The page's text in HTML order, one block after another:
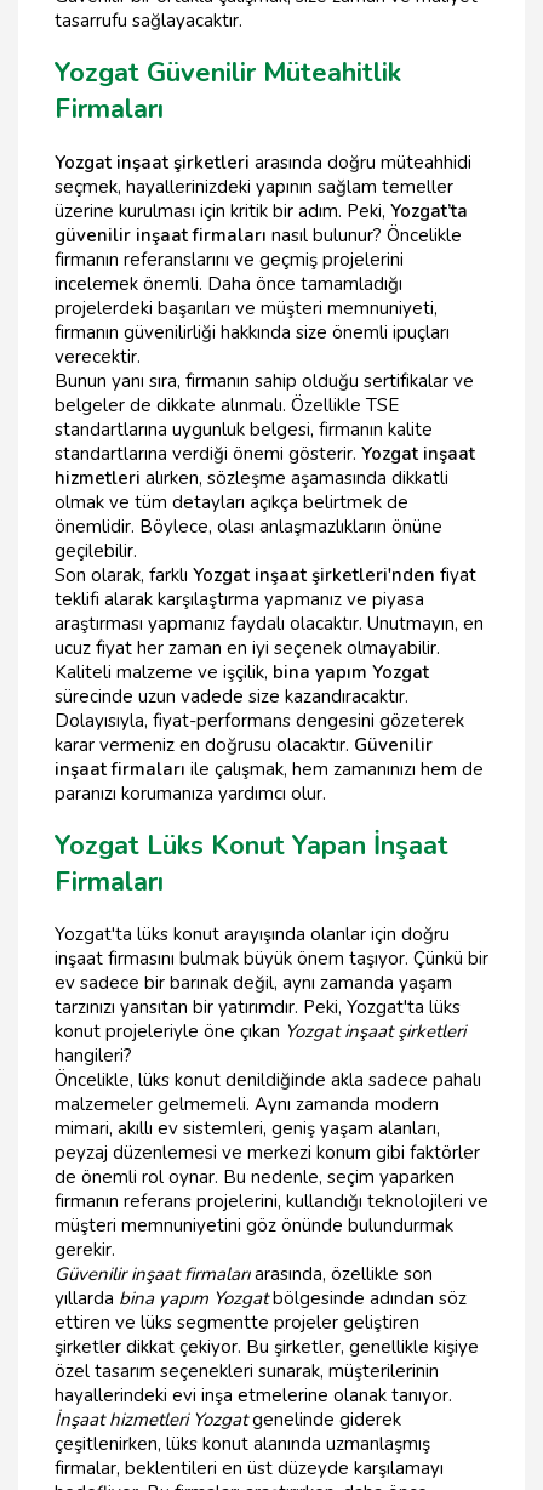
tasarrufu sağlayacaktır.
Yozgat Güvenilir Müteahitlik
Firmaları
Yozgat inşaat şirketleri arasında doğru müteahhidi
seçmek, hayallerinizdeki yapının sağlam temeller
üzerine kurulması için kritik bir adım. Peki, Yozgat’ta
güvenilir inşaat firmaları nasıl bulunur? Öncelikle
firmanın referanslarını ve geçmiş projelerini
incelemek önemli. Daha önce tamamladığı
projelerdeki başarıları ve müşteri memnuniyeti,
firmanın güvenilirliği hakkında size önemli ipuçları
verecektir.
Bunun yanı sıra, firmanın sahip olduğu sertifikalar ve
belgeler de dikkate alınmalı. Özellikle TSE
standartlarına uygunluk belgesi, firmanın kalite
standartlarına verdiği önemi gösterir. Yozgat inşaat
hizmetleri alırken, sözleşme aşamasında dikkatli
olmak ve tüm detayları açıkça belirtmek de
önemlidir. Böylece, olası anlaşmazlıkların önüne
geçilebilir.
Son olarak, farklı Yozgat inşaat şirketleri'nden fiyat
teklifi alarak karşılaştırma yapmanız ve piyasa
araştırması yapmanız faydalı olacaktır. Unutmayın, en
ucuz fiyat her zaman en iyi seçenek olmayabilir.
Kaliteli malzeme ve işçilik, bina yapım Yozgat
sürecinde uzun vadede size kazandıracaktır.
Dolayısıyla, fiyat-performans dengesini gözeterek
karar vermeniz en doğrusu olacaktır. Güvenilir
inşaat firmaları ile çalışmak, hem zamanınızı hem de
paranızı korumanıza yardımcı olur.
Yozgat Lüks Konut Yapan İnşaat
Firmaları
Yozgat'ta lüks konut arayışında olanlar için doğru
inşaat firmasını bulmak büyük önem taşıyor. Çünkü bir
ev sadece bir barınak değil, aynı zamanda yaşam
tarzınızı yansıtan bir yatırımdır. Peki, Yozgat'ta lüks
konut projeleriyle öne çıkan Yozgat inşaat şirketleri
hangileri?
Öncelikle, lüks konut denildiğinde akla sadece pahalı
malzemeler gelmemeli. Aynı zamanda modern
mimari, akıllı ev sistemleri, geniş yaşam alanları,
peyzaj düzenlemesi ve merkezi konum gibi faktörler
de önemli rol oynar. Bu nedenle, seçim yaparken
firmanın referans projelerini, kullandığı teknolojileri ve
müşteri memnuniyetini göz önünde bulundurmak
gerekir.
Güvenilir inşaat firmalarıarasında, özellikle son
yıllarda bina yapım Yozgatbölgesinde adından söz
ettiren ve lüks segmentte projeler geliştiren
şirketler dikkat çekiyor. Bu şirketler, genellikle kişiye
özel tasarım seçenekleri sunarak, müşterilerinin
hayallerindeki evi inşa etmelerine olanak tanıyor.
İnşaat hizmetleri Yozgatgenelinde giderek
çeşitlenirken, lüks konut alanında uzmanlaşmış
firmalar, beklentileri en üst düzeyde karşılamayı